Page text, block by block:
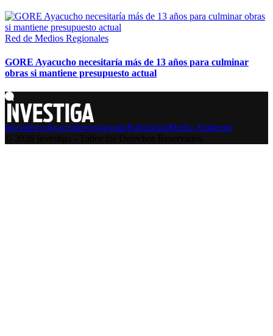
Red de Medios Regionales
GORE Ayacucho necesitaría más de 13 años para culminar
obras si mantiene presupuesto actual
InicioInvestigaciónInvestigandoPublicidadMedio Ambiente